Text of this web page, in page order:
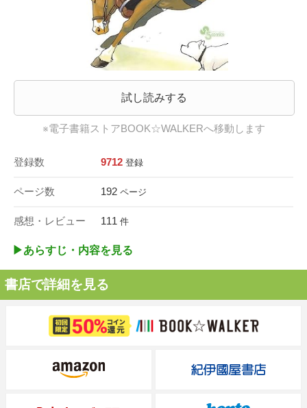
試し読みする
※電子書籍ストアBOOK☆WALKERへ移動します
登録数 9712 登録
ページ数 192 ページ
感想・レビュー 111 件
▶︎あらすじ・内容を見る
書店で詳細を見る